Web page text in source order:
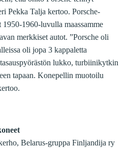
Pekka Talja kertoo. Porsche-
1960-luvulla maassamme
merkkiset autot. ”Porsche oli
oli jopa 3 kappaletta
lukko, turbiinikytkin
tapaan. Konepellin muotoilu
Belarus-gruppa Finljandija ry